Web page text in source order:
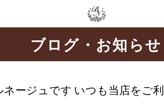
ブログ・お知らせ
ージュです いつも当店をご利